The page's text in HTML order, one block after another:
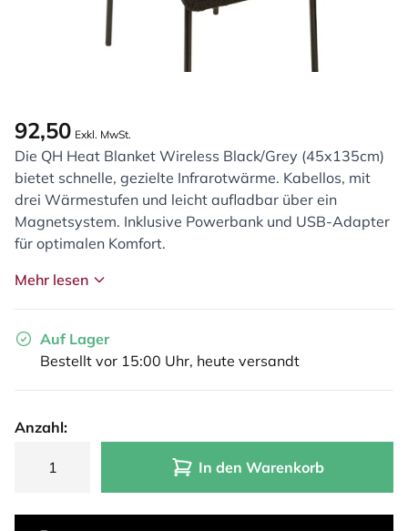
92,50 Exkl. MwSt.
Die QH Heat Blanket Wireless Black/Grey (45x135cm)
bietet schnelle, gezielte Infrarotwärme. Kabellos, mit
drei Wärmestufen und leicht aufladbar über ein
Magnetsystem. Inklusive Powerbank und USB-Adapter
für optimalen Komfort.
Mehr lesen
Auf Lager
Bestellt vor 15:00 Uhr, heute versandt
Anzahl:
In den Warenkorb